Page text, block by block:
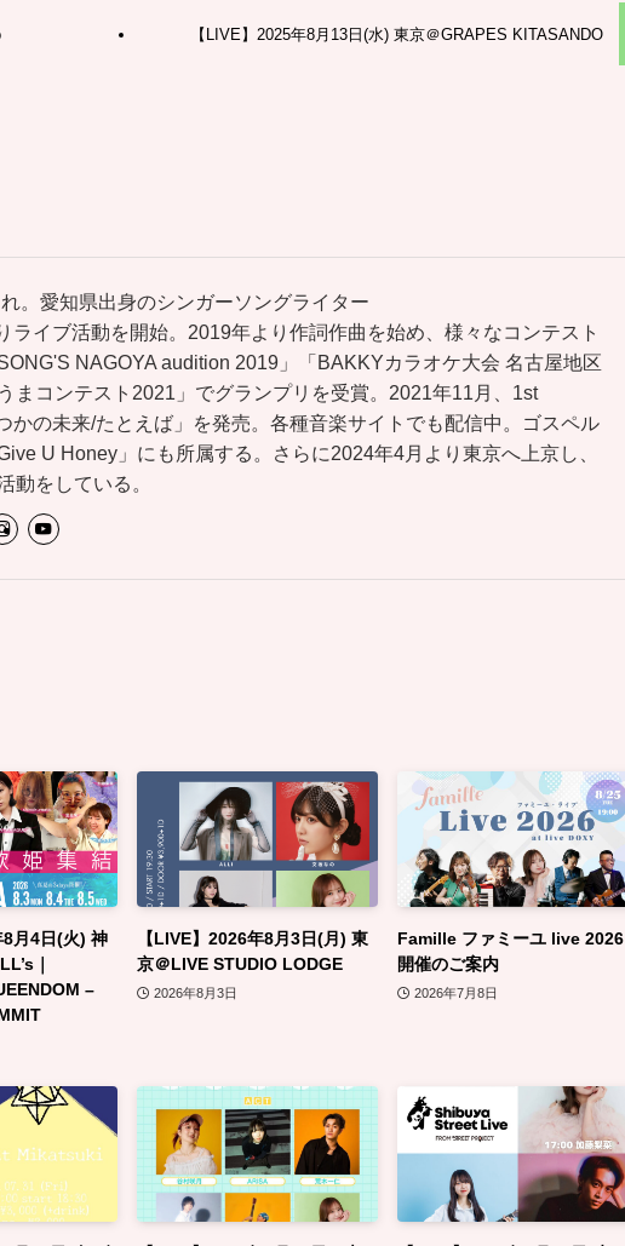
【LIVE】2025年8月13日(水) 東京＠GRAPES KITASANDO
。愛知県出身のシンガーソングライター
ライブ活動を開始。2019年より作詞作曲を始め、様々なコンテスト
NAGOYA audition 2019」「BAKKYカラオケ大会 名古屋地区
まコンテスト2021」でグランプリを受賞。2021年11月、1st
かの未来/たとえば」を発売。各種音楽サイトでも配信中。ゴスペル
U Honey」にも所属する。さらに2024年4月より東京へ上京し、
動をしている。
8月4日(火) 神
｜
–
【LIVE】2026年8月3日(月) 東
京＠LIVE STUDIO LODGE
2026年8月3日
Famille ファミーユ live 2026
開催のご案内
2026年7月8日